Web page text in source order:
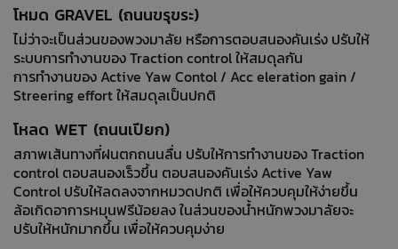
โหมด GRAVEL (ถนนขรุขระ)
ไม่ว่าจะเป็นส่วนของพวงมาลัย หรือการตอบสนองคันเร่ง ปรับให้
ระบบการทำงานของ Traction control ให้สมดุลกัน
การทำงานของ Active Yaw Contol / Acc eleration gain /
Streering effort ให้สมดุลเป็นปกติ
โหลด WET (ถนนเปียก)
สภาพเส้นทางที่ฝนตกถนนลื่น ปรับให้การทำงานของ Traction
control ตอบสนองเร็วขึ้น ตอบสนองคันเร่ง Active Yaw
Control ปรับให้ลดลงจากหมวดปกติ เพื่อให้ควบคุมให้ง่ายขึ้น
ล้อเกิดอาการหมุนฟรีน้อยลง ในส่วนของน้ำหนักพวงมาลัยจะ
ปรับให้หนักมากขึ้น เพื่อให้ควบคุมง่าย